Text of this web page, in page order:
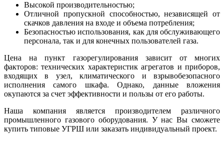
Высокой производительностью;
Отличной пропускной способностью, независящей от
скачков давления на входе и объема потребления;
Безопасностью использования, как для обслуживающего
персонала, так и для конечных пользователей газа.
Цена на пункт газорегулирования зависит от многих
факторов: технических характеристик агрегатов и приборов,
входящих в узел, климатического и взрывобезопасного
исполнения самого шкафа. Однако, данные вложения
окупаются за счет эффективности и пользы от его работы.
Наша компания является производителем различного
промышленного газового оборудования. У нас Вы сможете
купить типовые УГРШ или заказать индивидуальный проект.